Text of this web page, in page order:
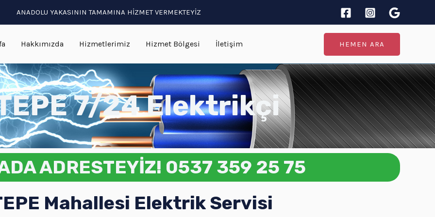
ANADOLU YAKASININ TAMAMINA HİZMET VERMEKTEYİZ
Hakkımızda Hizmetlerimiz Hizmet Bölgesi İletişim HEMEN ARA
7/24 Elektrikçi
ADRESTEYİZ! 0537 359 25 75
Mahallesi Elektrik Servisi